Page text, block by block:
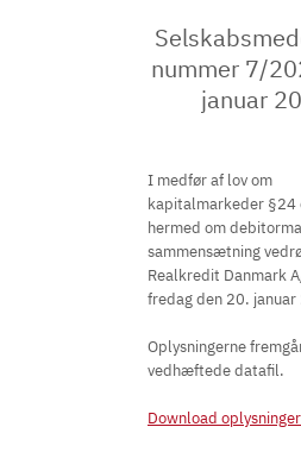
nummer 7/
januar
I medfør af lov om
kapitalmarkeder §24
hermed om
sammensætning
Realkredit Danmark
fredag den 20.
Oplysningerne
vedhæftede datafil.
Download